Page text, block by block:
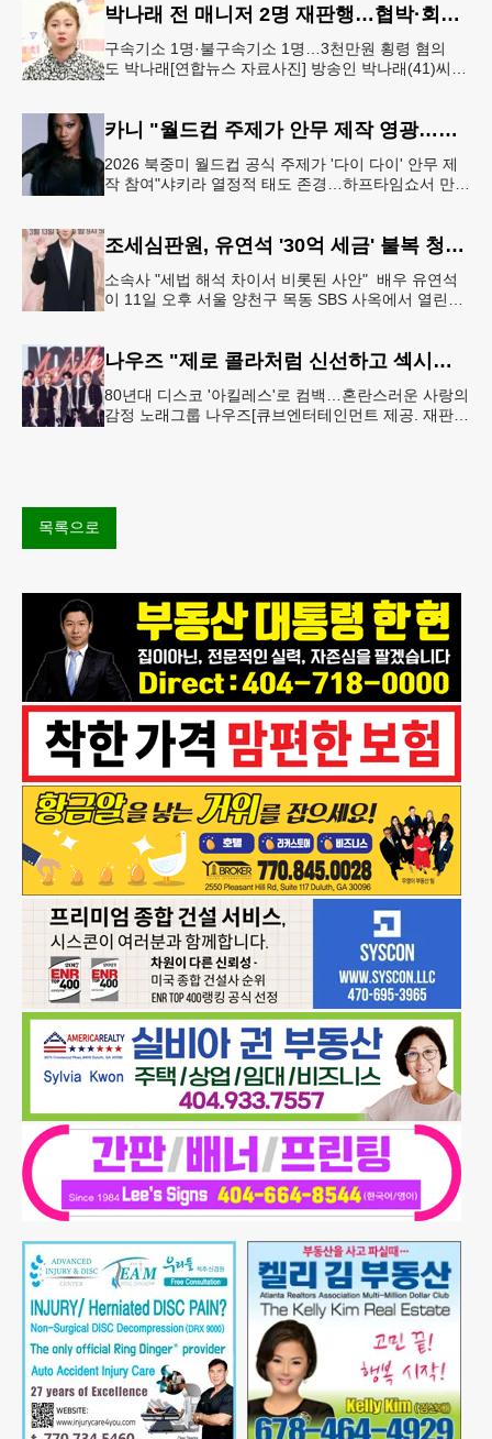
박나래 전 매니저 2명 재판행…협박·회삿돈 횡령 혐의
구속기소 1명·불구속기소 1명…3천만원 횡령 혐의
도 박나래[연합뉴스 자료사진] 방송인 박나래(41)씨를
카니 "월드컵 주제가 안무 제작 영광…춤은 국경 없는 언어"
2026 북중미 월드컵 공식 주제가 '다이 다이' 안무 제
작 참여"샤키라 열정적 태도 존경…하프타임쇼서 만난
조세심판원, 유연석 '30억 세금' 불복 청구 기각
소속사 "세법 해석 차이서 비롯된 사안" 배우 유연석
이 11일 오후 서울 양천구 목동 SBS 사옥에서 열린
나우즈 "제로 콜라처럼 신선하고 섹시하게…이 갈고 준비"
80년대 디스코 '아킬레스'로 컴백…혼란스러운 사랑의
감정 노래그룹 나우즈[큐브엔터테인먼트 제공. 재판매
목록으로